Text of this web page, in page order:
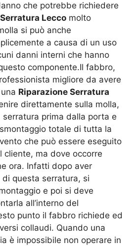
che potrebbe richiedere
Lecco molto
si può anche
a causa di un uso
danni interni che hanno
componente.Il fabbro,
migliore da avere
Riparazione Serratura
direttamente sulla molla,
prima dalla porta e
totale di tutta la
che può essere eseguito
cliente, ma dove occorre
ora. Infatti dopo aver
questa serratura, si
e poi si deve
all’interno del
punto il fabbro richiede ed
collaudi. Quando una
è impossibile non operare in